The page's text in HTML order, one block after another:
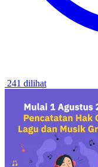
241 dilihat